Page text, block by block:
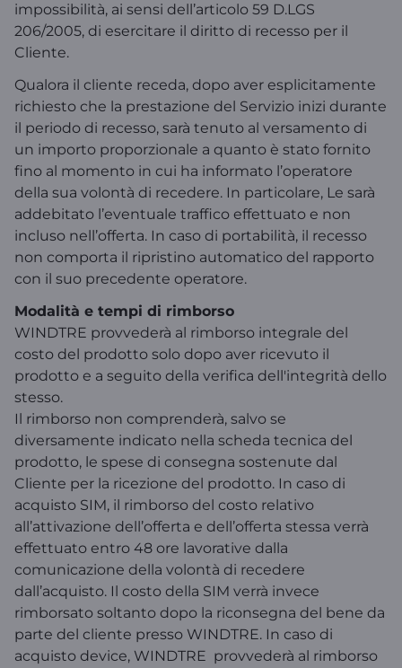
impossibilità, ai sensi dell’articolo 59 D.LGS
206/2005, di esercitare il diritto di recesso per il
Cliente.
Qualora il cliente receda, dopo aver esplicitamente
richiesto che la prestazione del Servizio inizi durante
il periodo di recesso, sarà tenuto al versamento di
un importo proporzionale a quanto è stato fornito
fino al momento in cui ha informato l’operatore
della sua volontà di recedere. In particolare, Le sarà
addebitato l’eventuale traffico effettuato e non
incluso nell’offerta. In caso di portabilità, il recesso
non comporta il ripristino automatico del rapporto
con il suo precedente operatore.
Modalità e tempi di rimborso
WINDTRE provvederà al rimborso integrale del
costo del prodotto solo dopo aver ricevuto il
prodotto e a seguito della verifica dell'integrità dello
stesso.
Il rimborso non comprenderà, salvo se
diversamente indicato nella scheda tecnica del
prodotto, le spese di consegna sostenute dal
Cliente per la ricezione del prodotto. In caso di
acquisto SIM, il rimborso del costo relativo
all’attivazione dell’offerta e dell’offerta stessa verrà
effettuato entro 48 ore lavorative dalla
comunicazione della volontà di recedere
dall’acquisto. Il costo della SIM verrà invece
rimborsato soltanto dopo la riconsegna del bene da
parte del cliente presso WINDTRE. In caso di
acquisto device, WINDTRE provvederà al rimborso